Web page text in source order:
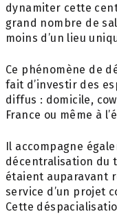
dynamiter cette
grand nombre de
moins d’un lieu
Ce phénomène de
fait d’investir des
diffus : domicile,
France ou même à
Il accompagne
décentralisation du
étaient auparavant
service d’un projet
Cette